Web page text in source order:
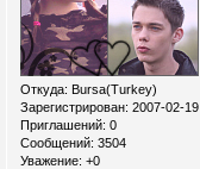
Откуда: Bursa(Turkey)
Зарегистрирован: 2007-02-19
Приглашений: 0
Сообщений: 3504
Уважение: +0